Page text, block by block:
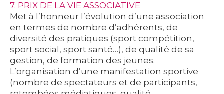
7. PRIX DE LA VIE ASSOCIATIVE
Met à l’honneur l’évolution d’une association
en termes de nombre d’adhérents, de
diversité des pratiques (sport compétition,
sport social, sport santé…), de qualité de sa
gestion, de formation des jeunes.
L’organisation d’une manifestation sportive
(nombre de spectateurs et de participants,